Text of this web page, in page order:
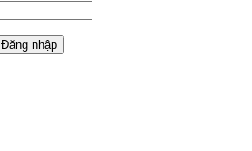
Đăng nhập